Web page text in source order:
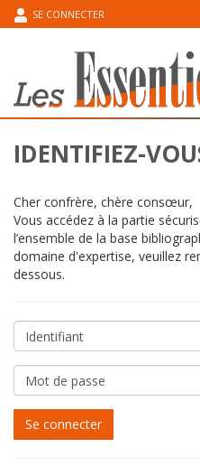
SE CONNECTER
IDENTIFIEZ-
Cher confrère, chère consœur,
Vous accédez à la partie
l’ensemble de la base
domaine d'expertise, veuillez
dessous.
Identifiant
Mot
de
passe
Se connecter
MA